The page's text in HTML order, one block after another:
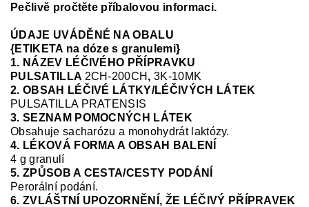
Pečlivě pročtěte příbalovou informaci.
ÚDAJE UVÁDĚNÉ NA OBALU
{ETIKETA na dóze s granulemi}
1. NÁZEV LÉČIVÉHO PŘÍPRAVKU
PULSATILLA 2CH-200CH ,3K-10MK
2. OBSAH LÉČIVÉ LÁTKY/LÉČIVÝCH LÁTEK
PULSATILLA PRATENSIS
3. SEZNAM POMOCNÝCH LÁTEK
Obsahuje sacharózu a monohydrát laktózy.
4. LÉKOVÁ FORMA A OBSAH BALENÍ
4 g granulí
5. ZPŮSOB A CESTA/CESTY PODÁNÍ
Perorální podání.
6. ZVLÁŠTNÍ UPOZORNĚNÍ, ŽE LÉČIVÝ PŘÍPRAVEK